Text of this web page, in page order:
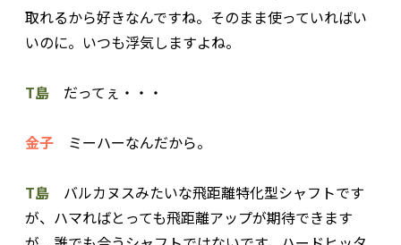
取れるから好きなんですね。そのまま使っていればい
いのに。いつも浮気しますよね。
T島 だってぇ・・・
金子 ミーハーなんだから。
T島 バルカヌスみたいな飛距離特化型シャフトです
が、ハマればとっても飛距離アップが期待できます